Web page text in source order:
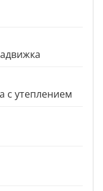
с утеплением